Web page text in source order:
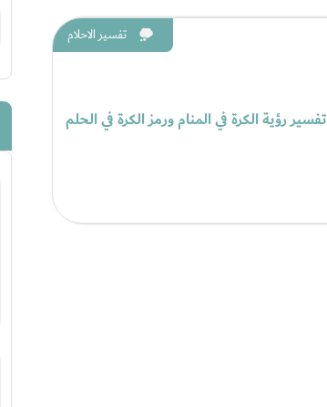
تفسير الاحلام
تفسير رؤية الكرة في المنام ورمز الكرة في الحلم